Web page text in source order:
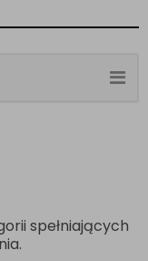
spełniających